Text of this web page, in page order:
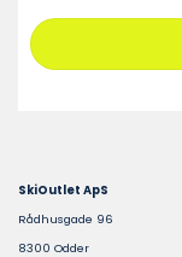
SkiOutlet ApS
Rådhusgade 96
8300 Odder